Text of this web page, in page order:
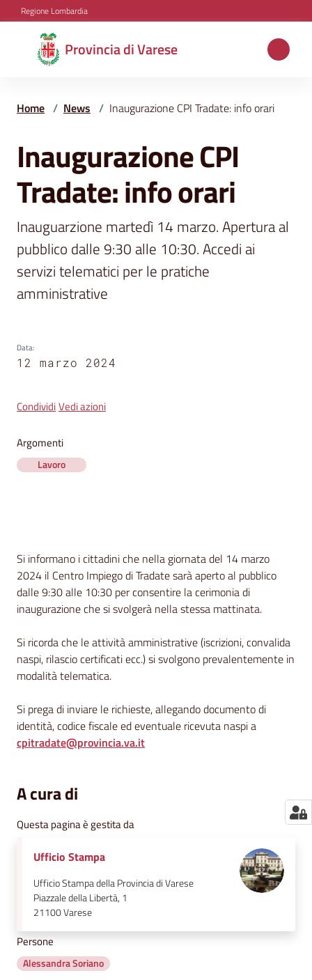
Vai al contenuto
Vai alla navigazione
Vai al footer
Regione Lombardia
Provincia di Varese
Provincia
di
Aree
tematiche
Amministrazione
Servizi
e
News
Menu selezionato
Seguici
su
Home / News / Inaugurazione CPI Tradate: info orari
Salta al contenuto
Inaugurazione CPI
Tradate: info orari
Inauguarzione martedì 14 marzo. Apertura al
pubblico dalle 9:30 alle 10:30. Accedi ai
servizi telematici per le pratiche
amministrative
Data:
12 marzo 2024
CondividiVedi azioni
Argomenti
Lavoro
Contenuto
Si informano i cittadini che nella giornata del 14 marzo
2024 il Centro Impiego di Tradate sarà aperto al pubblico
dalle 9:30 alle 10:30 per consentire la cerimonia di
inaugurazione che si svolgerà nella stessa mattinata.
Si ricorda che le attività amministrative (iscrizioni, convalida
naspi, rilascio certificati ecc.) si svolgono prevalentemente in
modalità telematica.
Si prega di inviare le richieste, allegando documento di
identità, codice fiscale ed eventuale ricevuta naspi a
cpitradate@provincia.va.it
A cura di
Questa pagina è gestita da
Ufficio Stampa
Ufficio Stampa della Provincia di Varese
Piazzale della Libertà, 1
21100Varese
Persone
Alessandra Soriano